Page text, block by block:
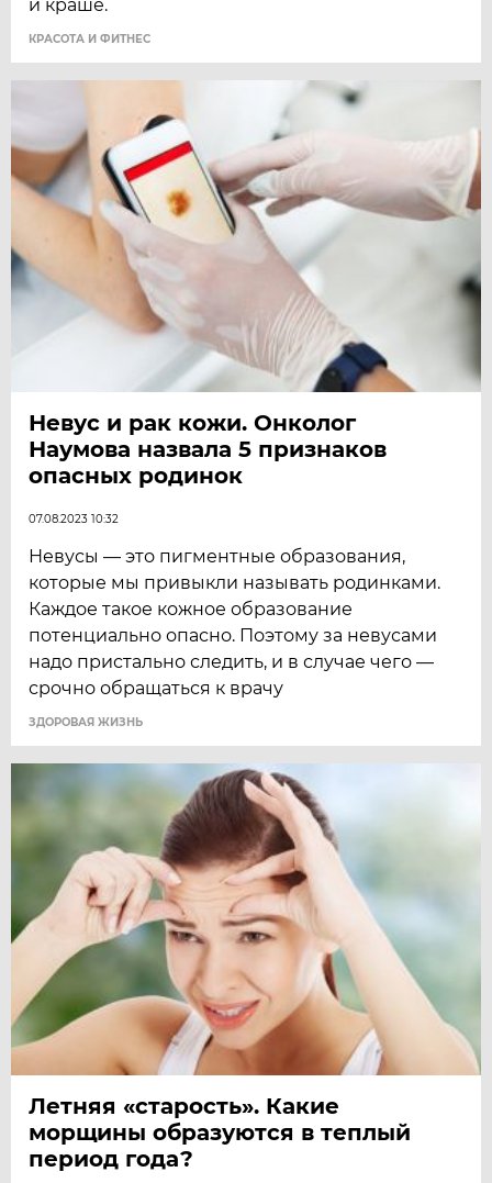
и краше.
КРАСОТА И ФИТНЕС
Невус и рак кожи. Онколог
Наумова назвала 5 признаков
опасных родинок
07.08.2023 10:32
Невусы — это пигментные образования,
которые мы привыкли называть родинками.
Каждое такое кожное образование
потенциально опасно. Поэтому за невусами
надо пристально следить, и в случае чего —
срочно обращаться к врачу
ЗДОРОВАЯ ЖИЗНЬ
Летняя «старость». Какие
морщины образуются в теплый
период года?